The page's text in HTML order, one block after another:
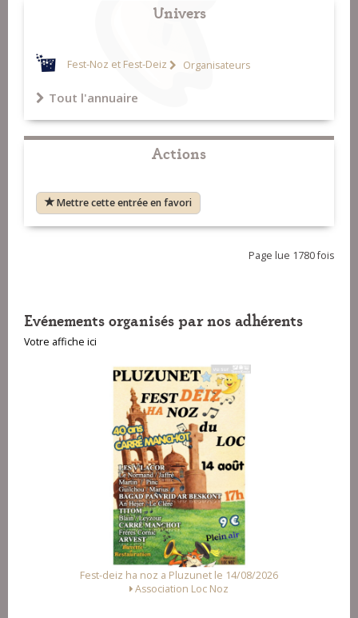
Univers
Fest-Noz et Fest-Deiz Organisateurs
Tout l'annuaire
Actions
Mettre cette entrée en favori
Page lue 1780 fois
Evénements organisés par nos adhérents
Votre affiche ici
Fest-deiz ha noz a Pluzunet le 14/08/2026
Association Loc Noz